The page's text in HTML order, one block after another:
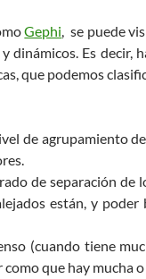
Gephi, se puede
dinámicos. Es
que podemos
de agrupamiento
de separación
están, y
(cuando tiene
que hay mucha